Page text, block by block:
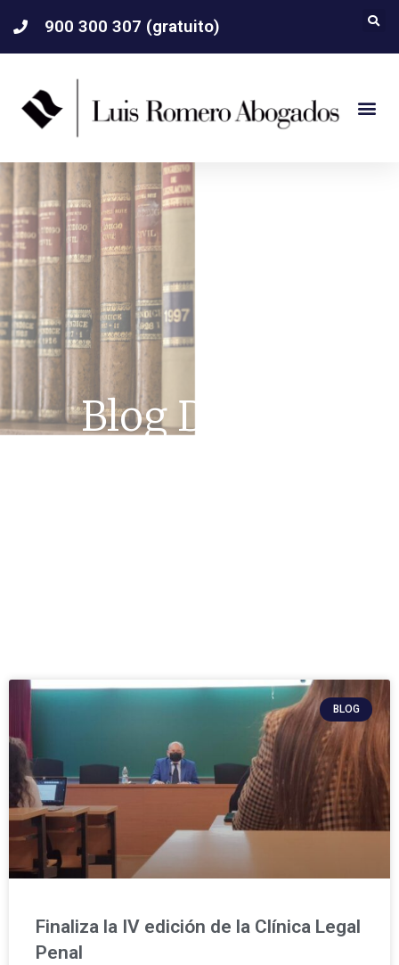
900 300 307 (gratuito)
Blog De Luis
BLOG
Finaliza la IV edición de la Clínica Legal
Penal